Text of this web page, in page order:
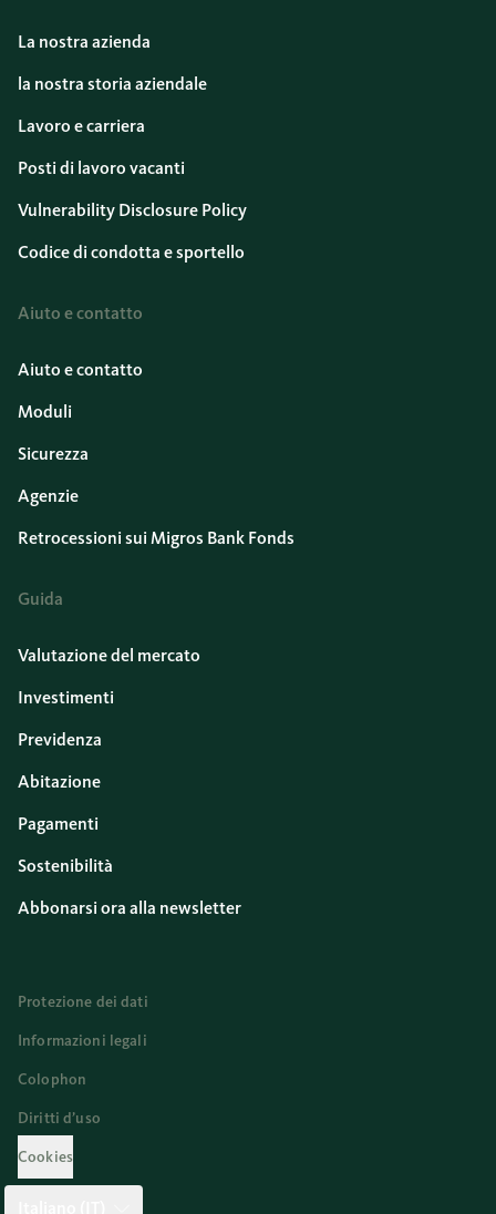
La nostra azienda
la nostra storia aziendale
Lavoro e carriera
Posti di lavoro vacanti
Vulnerability Disclosure Policy
Codice di condotta e sportello
Aiuto e contatto
Aiuto e contatto
Moduli
Sicurezza
Agenzie
Retrocessioni sui Migros Bank Fonds
Guida
Valutazione del mercato
Investimenti
Previdenza
Abitazione
Pagamenti
Sostenibilità
Abbonarsi ora alla newsletter
Protezione dei dati
Informazioni legali
Colophon
Diritti d’uso
Cookies